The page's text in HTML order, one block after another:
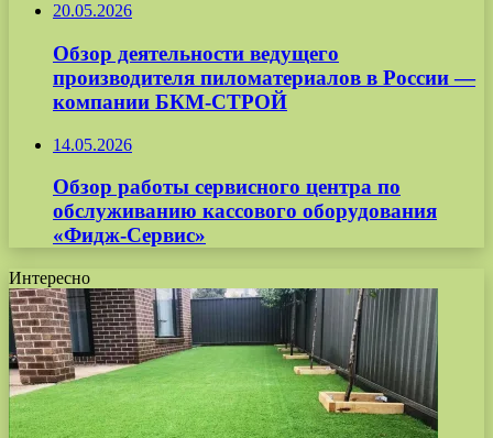
20.05.2026
Обзор деятельности ведущего
производителя пиломатериалов в России —
компании БКМ-СТРОЙ
14.05.2026
Обзор работы сервисного центра по
обслуживанию кассового оборудования
«Фидж-Сервис»
Интересно